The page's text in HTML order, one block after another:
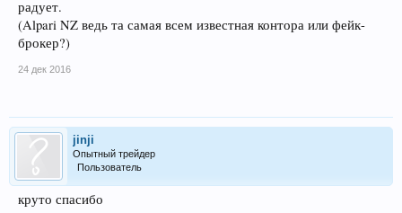
радует.
(Alpari NZ ведь та самая всем известная контора или фейк-
брокер?)
24 дек 2016
jinji
Опытный трейдер
Пользователь
круто спасибо